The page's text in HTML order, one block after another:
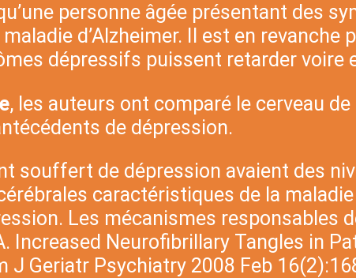
personne âgée présentant des
d’Alzheimer. Il est en revanche
dépressifs puissent retarder voire
, les auteurs ont comparé le cerveau
de dépression.
souffert de dépression avaient des
caractéristiques de la
Les mécanismes responsables
Increased Neurofibrillary Tangles in
J Geriatr Psychiatry 2008 Feb